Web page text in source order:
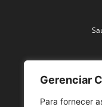
Gerenciar
Para fornecer